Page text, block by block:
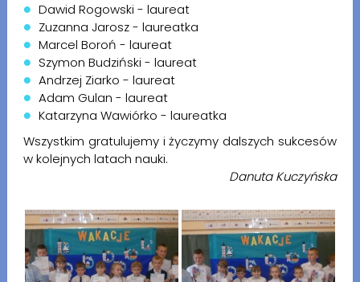
Dawid Rogowski - laureat
Zuzanna Jarosz - laureatka
Marcel Boroń - laureat
Szymon Budziński - laureat
Andrzej Ziarko - laureat
Adam Gulan - laureat
Katarzyna Wawiórko - laureatka
Wszystkim gratulujemy i życzymy dalszych sukcesów
w kolejnych latach nauki.
Danuta Kuczyńska